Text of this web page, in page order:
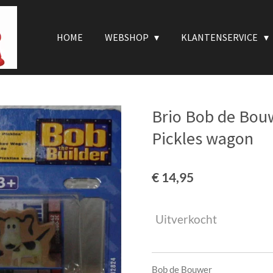
HOME WEBSHOP KLANTENSERVICE
Brio Bob de
Pickles wagon
€ 14,95
Uitverkocht
Bob de Bouwer